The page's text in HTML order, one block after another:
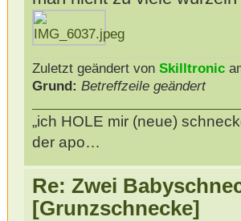
Zuletzt geändert von Skilltronic
Grund: Betreffzeile geändert
„ich HOLE mir (neue)
der apo…
Re: Zwei
[Grunzschnecke]